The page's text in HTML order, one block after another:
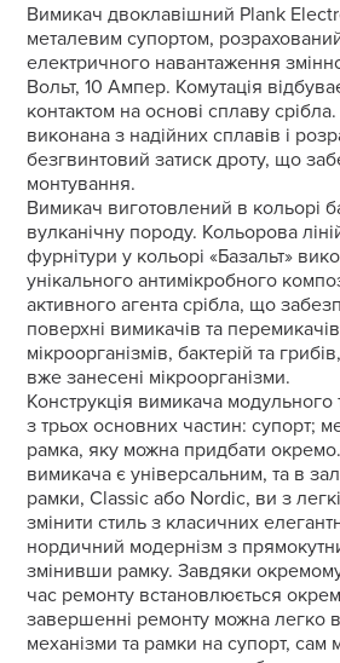
Вимикач двоклавішний Plank
металевим супортом,
електричного навантаження
Вольт, 10 Ампер. Комутація
контактом на основі сплаву
виконана з надійних сплавів і
безгвинтовий затиск дроту, що
монтування.
Вимикач виготовлений в кольорі
вулканічну породу. Кольорова
фурнітури у кольорі «Базальт»
унікального антимікробного
активного агента срібла, що
поверхні вимикачів та
мікроорганізмів, бактерій та
вже занесені мікроорганізми.
Конструкція вимикача модульного
з трьох основних частин: супорт;
рамка, яку можна придбати
вимикача є універсальним, та в
рамки, Classic або Nordic, ви з
змінити стиль з класичних
нордичний модернізм з
змінивши рамку. Завдяки
час ремонту встановлюється
завершенні ремонту можна легко
механізми та рамки на супорт, сам